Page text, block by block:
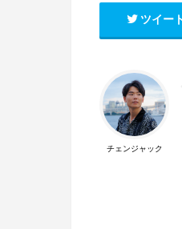
ツイー
チェンジャック